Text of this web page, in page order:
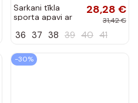
Sarkani tīkla
sporta apavi ar
28,28 €
31,42 €
36 37 38 39 40 41
-30%